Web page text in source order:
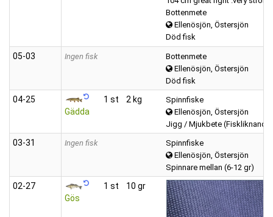
Bottenmete
Ellenösjön, Östersjön
Död fisk
05‑03 Ingen fisk
Bottenmete
Ellenösjön, Östersjön
Död fisk
04‑25
Gädda
1 st 2 kg
Spinnfiske
Ellenösjön, Östersjön
Jigg / Mjukbete (Fiskliknande)
03‑31 Ingen fisk
Spinnfiske
Ellenösjön, Östersjön
Spinnare mellan (6-12 gr)
02‑27
Gös
1 st 10 gr